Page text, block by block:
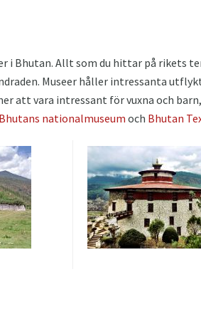
i Bhutan. Allt som du hittar på rikets
Museer håller intressanta
att vara intressant för vuxna och
Bhutans nationalmuseum och Bhutan